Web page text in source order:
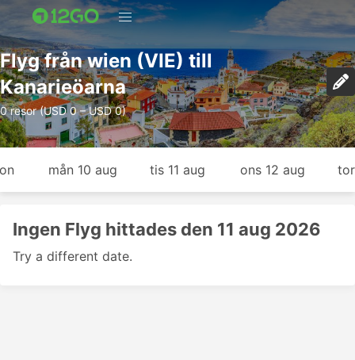
Flyg från wien (VIE) till
Kanarieöarna
0 resor (USD 0 – USD 0)
mån 10 aug tis 11 aug ons 12 aug
Ingen Flyg hittades den 11 aug 2026
Try a different date.